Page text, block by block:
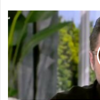
κ
ή
σ
α
δ
ε
ύ